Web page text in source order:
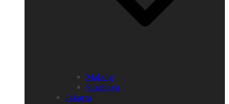
Malang
Surabaya
Jakarta